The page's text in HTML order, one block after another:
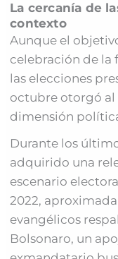
La cercanía de
contexto
Aunque el
celebración de la
las elecciones
octubre otorgó
dimensión
Durante los
adquirido una
escenario
2022,
evangélicos
Bolsonaro, un